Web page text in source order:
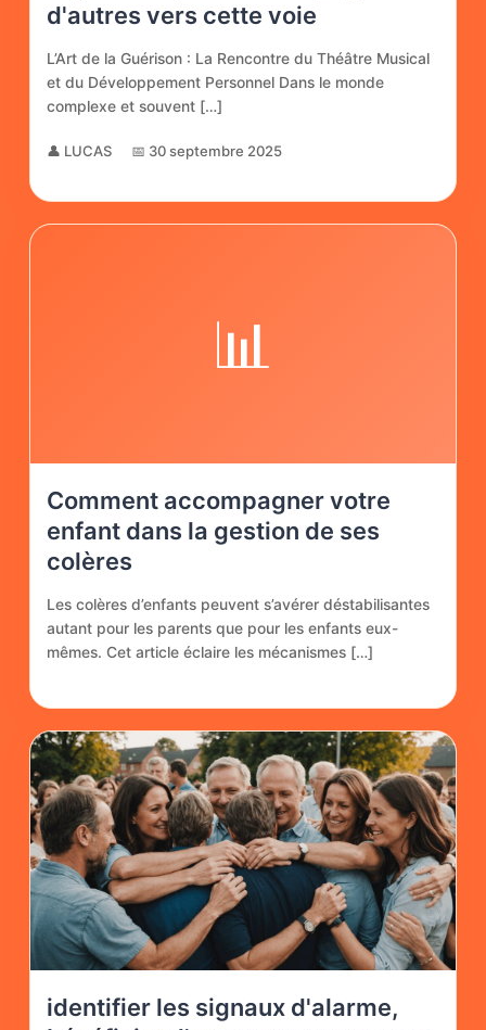
d'autres vers cette voie
L’Art de la Guérison : La Rencontre du Théâtre Musical
et du Développement Personnel Dans le monde
complexe et souvent […]
👤 LUCAS 📅 30 septembre 2025
📊
Comment accompagner votre
enfant dans la gestion de ses
colères
Les colères d’enfants peuvent s’avérer déstabilisantes
autant pour les parents que pour les enfants eux-
mêmes. Cet article éclaire les mécanismes […]
identifier les signaux d'alarme,